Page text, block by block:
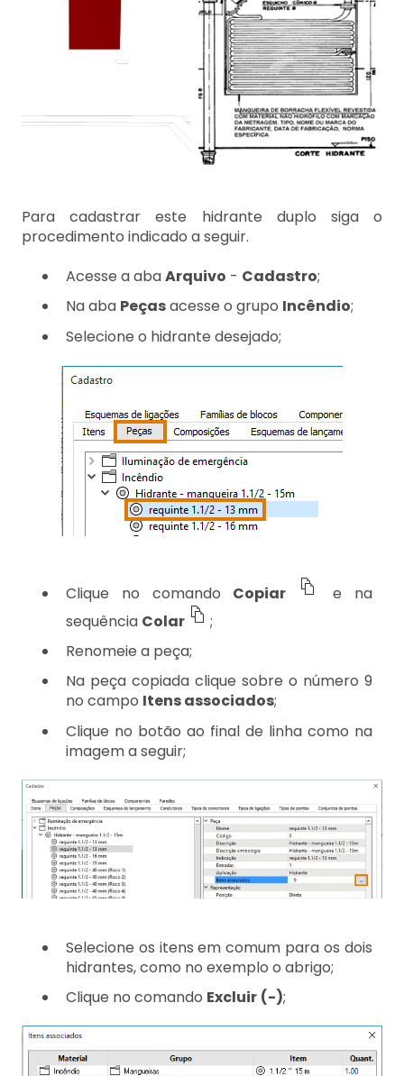
Para cadastrar este hidrante duplo siga o
procedimento indicado a seguir.
Acesse a abaArquivo - Cadastro;
Na aba Peçasacesse o grupo Incêndio;
Selecione o hidrante desejado;
Clique no comando Copiar
e na
sequência Colar
;
Renomeie a peça;
Na peça copiada clique sobre o número 9
no campo Itens associados;
Clique no botão ao final de linha como na
imagem a seguir;
Selecione os itens em comum para os dois
hidrantes, como no exemplo o abrigo;
Clique no comando Excluir (-);